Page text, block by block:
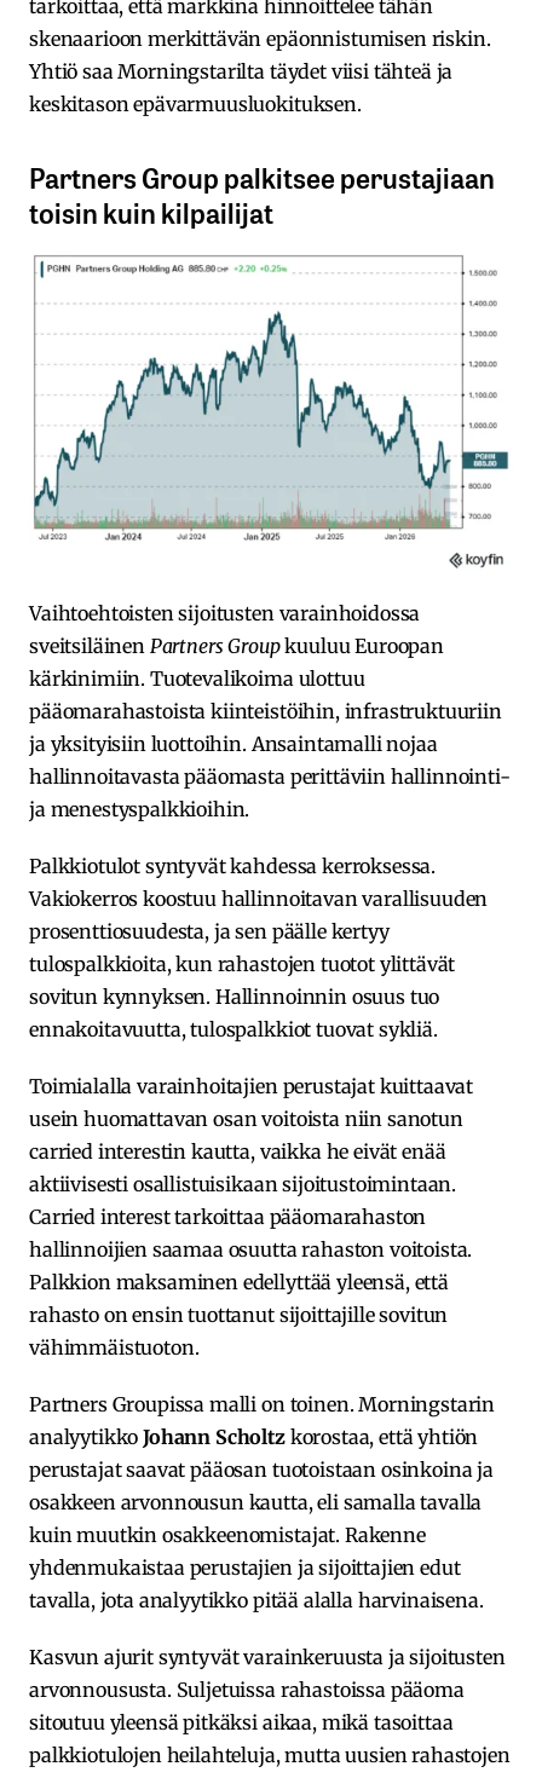
tarkoittaa, että markkina hinnoittelee tähän
skenaarioon merkittävän epäonnistumisen riskin.
Yhtiö saa Morningstarilta täydet viisi tähteä ja
keskitason epävarmuusluokituksen.
Partners Group palkitsee perustajiaan
toisin kuin kilpailijat
Vaihtoehtoisten sijoitusten varainhoidossa
sveitsiläinen Partners Groupkuuluu Euroopan
kärkinimiin. Tuotevalikoima ulottuu
pääomarahastoista kiinteistöihin, infrastruktuuriin
ja yksityisiin luottoihin. Ansaintamalli nojaa
hallinnoitavasta pääomasta perittäviin hallinnointi-
ja menestyspalkkioihin.
Palkkiotulot syntyvät kahdessa kerroksessa.
Vakiokerros koostuu hallinnoitavan varallisuuden
prosenttiosuudesta, ja sen päälle kertyy
tulospalkkioita, kun rahastojen tuotot ylittävät
sovitun kynnyksen. Hallinnoinnin osuus tuo
ennakoitavuutta, tulospalkkiot tuovat sykliä.
Toimialalla varainhoitajien perustajat kuittaavat
usein huomattavan osan voitoista niin sanotun
carried interestin kautta, vaikka he eivät enää
aktiivisesti osallistuisikaan sijoitustoimintaan.
Carried interest tarkoittaa pääomarahaston
hallinnoijien saamaa osuutta rahaston voitoista.
Palkkion maksaminen edellyttää yleensä, että
rahasto on ensin tuottanut sijoittajille sovitun
vähimmäistuoton.
Partners Groupissa malli on toinen. Morningstarin
analyytikkoJohann Scholtzkorostaa, että yhtiön
perustajat saavat pääosan tuotoistaan osinkoina ja
osakkeen arvonnousun kautta, eli samalla tavalla
kuin muutkin osakkeenomistajat. Rakenne
yhdenmukaistaa perustajien ja sijoittajien edut
tavalla, jota analyytikko pitää alalla harvinaisena.
Kasvun ajurit syntyvät varainkeruusta ja sijoitusten
arvonnoususta. Suljetuissa rahastoissa pääoma
sitoutuu yleensä pitkäksi aikaa, mikä tasoittaa
palkkiotulojen heilahteluja, mutta uusien rahastojen